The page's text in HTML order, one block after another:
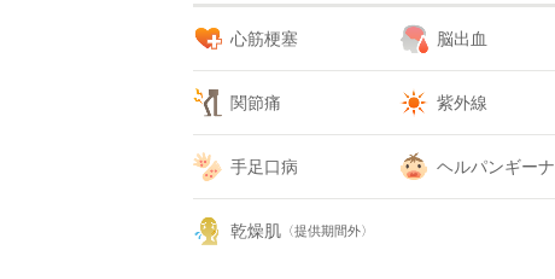
心筋梗塞 脳出血
関節痛 紫外線
手足口病 ヘルパンギーナ
乾燥肌 〈提供期間外〉